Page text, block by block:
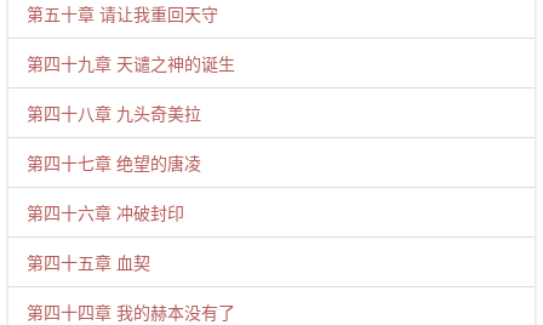
第五十章 请让我重回天守
第四十九章 天谴之神的诞生
第四十八章 九头奇美拉
第四十七章 绝望的唐凌
第四十六章 冲破封印
第四十五章 血契
第四十四章 我的赫本没有了